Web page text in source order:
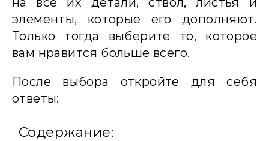
элементы, которые его дополняют.
Только тогда выберите то, которое
вам нравится больше всего.
После выбора откройте для себя
ответы:
Содержание: